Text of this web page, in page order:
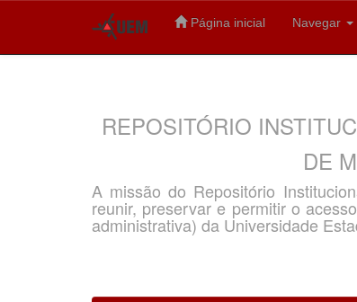
Página inicial Navegar
REPOSITÓRIO
DE
A missão do Repositório
reunir, preservar e permitir o
administrativa) da Universidade